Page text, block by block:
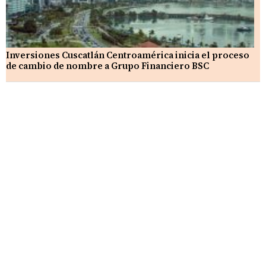
Inversiones Cuscatlán Centroamérica inicia el proceso
de cambio de nombre a Grupo Financiero BSC